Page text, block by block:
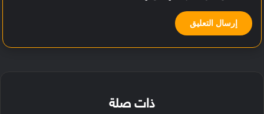
ذات صلة